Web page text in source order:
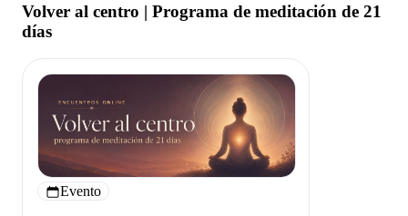
Volver al centro | Programa de meditación de 21
días
Evento